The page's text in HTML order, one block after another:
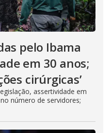
pelo Ibama
em 30 anos;
cirúrgicas’
assertividade em
número de servidores;